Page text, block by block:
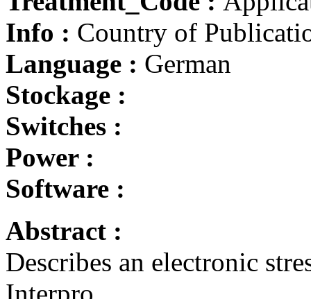
Info : Country of
Language : German
Stockage :
Switches :
Power :
Software :
Abstract :
Describes an electronic